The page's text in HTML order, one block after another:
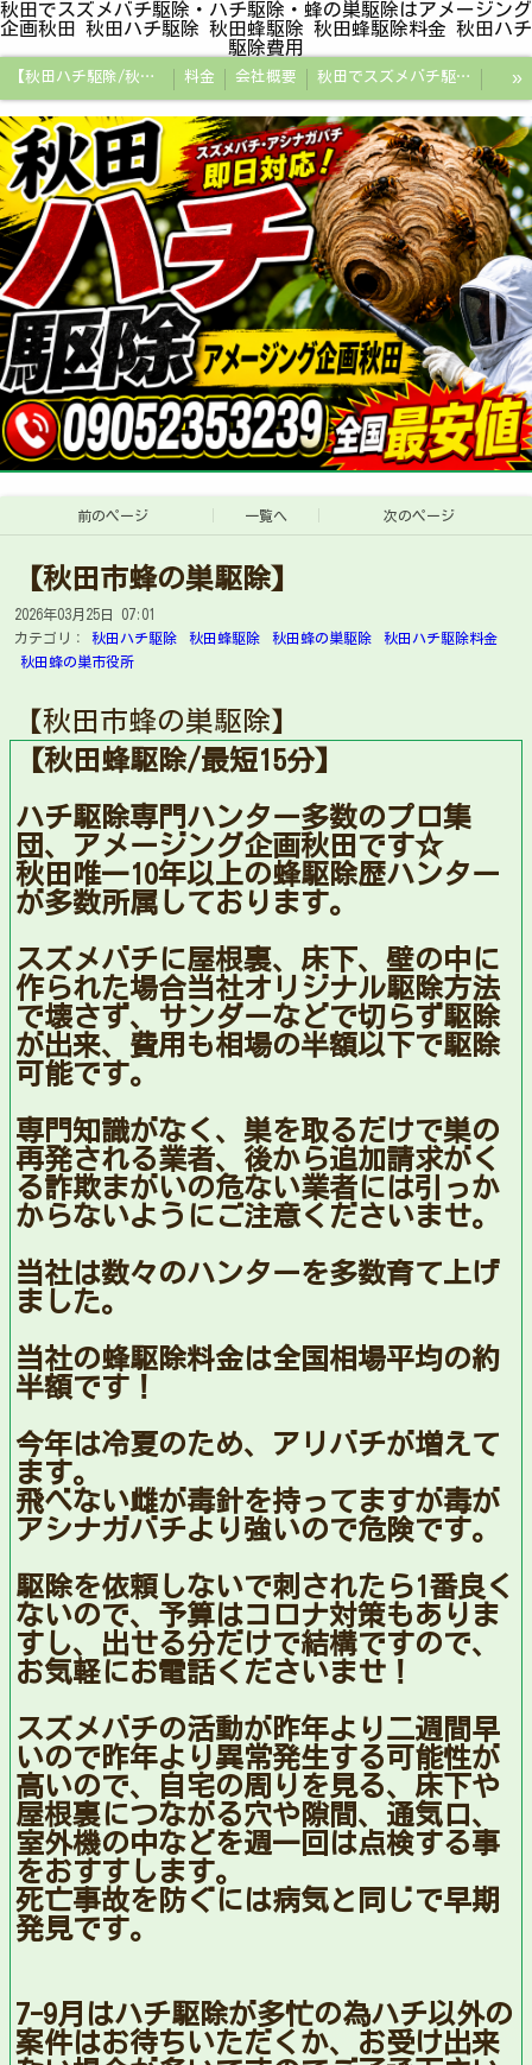
秋田でスズメバチ駆除・ハチ駆除・蜂の巣駆除はアメージング
企画秋田 秋田ハチ駆除 秋田蜂駆除 秋田蜂駆除料金 秋田ハチ
駆除費用
【秋田ハチ駆除/秋田蜂駆除/スズメバチの巣/ハチの巣専門プロ】 料金 会社概要 秋田でスズメバチ駆除・ハチ駆除・蜂の巣駆除はアメージング企画秋田
秋田県の蜂駆除料金・蜂の巣駆除の相場【全国平均と比較】 秋田探偵/秋田県浮気調査/秋田市万引きGメン
秋田便利屋アメージング企画秋田
»
前のページ 一覧へ 次のページ
【秋田市蜂の巣駆除】
2026年03月25日 07:01
カテゴリ：
秋田ハチ駆除 秋田蜂駆除 秋田蜂の巣駆除
秋田ハチ駆除料金
秋田蜂の巣市役所
【秋田市蜂の巣駆除】
【秋田蜂駆除/最短15分】
ハチ駆除専門ハンター多数のプロ集
団、アメージング企画秋田です☆
秋田唯一10年以上の蜂駆除歴ハンター
が多数所属しております。
スズメバチに屋根裏、床下、壁の中に
作られた場合当社オリジナル駆除方法
で壊さず、サンダーなどで切らず駆除
が出来、費用も相場の半額以下で駆除
可能です。
専門知識がなく、巣を取るだけで巣の
再発される業者、後から追加請求がく
る詐欺まがいの危ない業者には引っか
からないようにご注意くださいませ。
当社は数々のハンターを多数育て上げ
ました。
当社の蜂駆除料金は全国相場平均の約
半額です！
今年は冷夏のため、アリバチが増えて
ます。
飛べない雌が毒針を持ってますが毒が
アシナガバチより強いので危険です。
駆除を依頼しないで刺されたら1番良く
ないので、予算はコロナ対策もありま
すし、出せる分だけで結構ですので、
お気軽にお電話くださいませ！
スズメバチの活動が昨年より二週間早
いので昨年より異常発生する可能性が
高いので、自宅の周りを見る、床下や
屋根裏につながる穴や隙間、通気口、
室外機の中などを週一回は点検する事
をおすすします。
死亡事故を防ぐには病気と同じで早期
発見です。
7-9月はハチ駆除が多忙の為ハチ以外の
案件はお待ちいただくか、お受け出来